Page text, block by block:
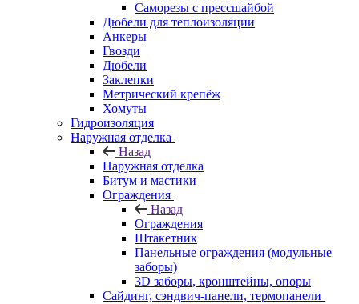
Саморезы с прессшайбой
Дюбели для теплоизоляции
Анкеры
Гвозди
Дюбели
Заклепки
Метрический крепёж
Хомуты
Гидроизоляция
Наружная отделка
Назад
Наружная отделка
Битум и мастики
Ограждения
Назад
Ограждения
Штакетник
Панельные ограждения (модульные
заборы)
3D заборы, кронштейны, опоры
Cайдинг, сэндвич-панели, термопанели